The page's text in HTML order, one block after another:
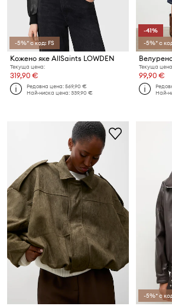
-5%* с код: FS
Кожено яке AllSaints LOWDEN
Текуща цена:
319,90 €
Редовна цена:569,90 €
Най-ниска цена:339,90 €
-41%
-5%* с
Текуща
99,90 €
Най-
-5%* с